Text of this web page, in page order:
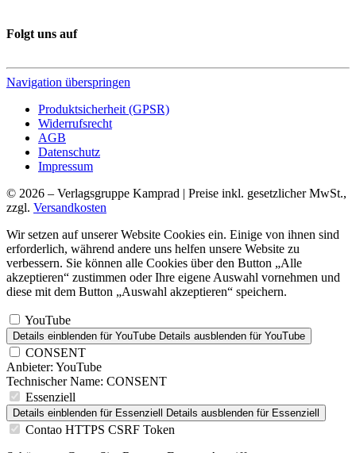
Folgt uns auf
Navigation überspringen
Produktsicherheit (GPSR)
Widerrufsrecht
AGB
Datenschutz
Impressum
© 2026 – Verlagsgruppe Kamprad | Preise inkl. gesetzlicher MwSt.,
zzgl. Versandkosten
Wir setzen auf unserer Website Cookies ein. Einige von ihnen sind
erforderlich, während andere uns helfen unsere Website zu
verbessern. Sie können alle Cookies über den Button „Alle
akzeptieren“ zustimmen oder Ihre eigene Auswahl vornehmen und
diese mit dem Button „Auswahl akzeptieren“ speichern.
YouTube
Details einblenden für YouTube Details ausblenden für YouTube
CONSENT
Anbieter: YouTube
Technischer Name: CONSENT
Essenziell
Details einblenden für Essenziell Details ausblenden für Essenziell
Contao HTTPS CSRF Token